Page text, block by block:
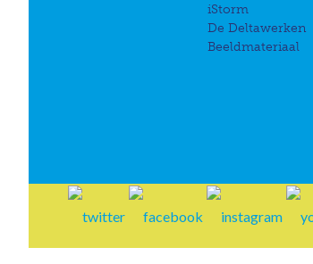
iStorm
De Deltawerken
Beeldmateriaal